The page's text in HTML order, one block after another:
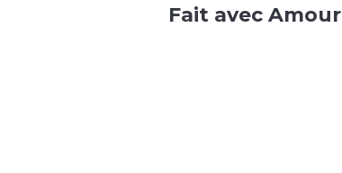
Fait avec Amour